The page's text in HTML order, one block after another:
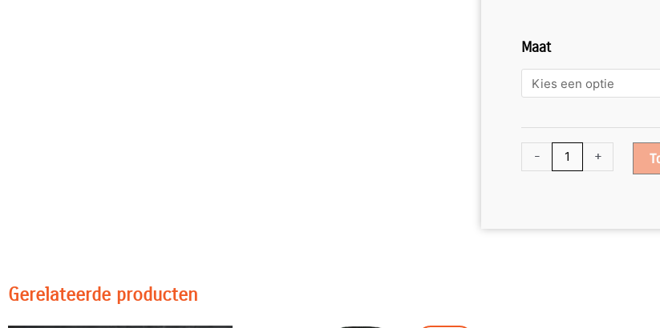
Maat
-
*Ultralight*
Brook
Green
+
Gerelateerde producten